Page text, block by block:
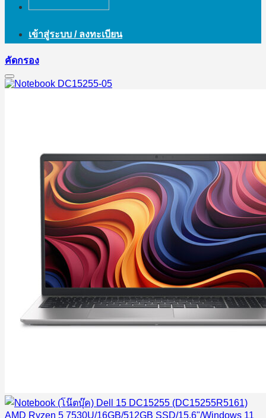
เข้าสู่ระบบ / ลงทะเบียน
คัดกรอง